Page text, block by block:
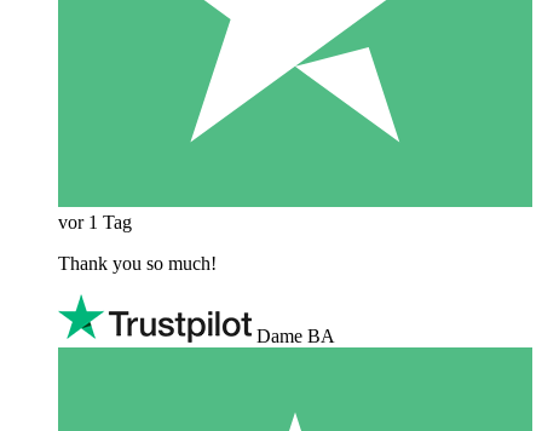
vor 1 Tag
Thank you so much!
Dame BA